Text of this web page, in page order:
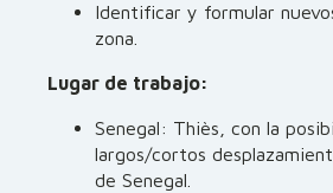
Identificar y formular
zona.
Lugar de trabajo:
Senegal: Thiès, con la
largos/cortos
de Senegal.